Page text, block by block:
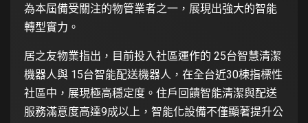
為本屆備受關注的物管業者之一，展現出強大的智能
轉型實力。
居之友物業指出，目前投入社區運作的 25台智慧清潔
機器人與 15台智能配送機器人，在全台近30棟指標性
社區中，展現極高穩定度。住戶回饋智能清潔與配送
服務滿意度高達9成以上，智能化設備不僅顯著提升公